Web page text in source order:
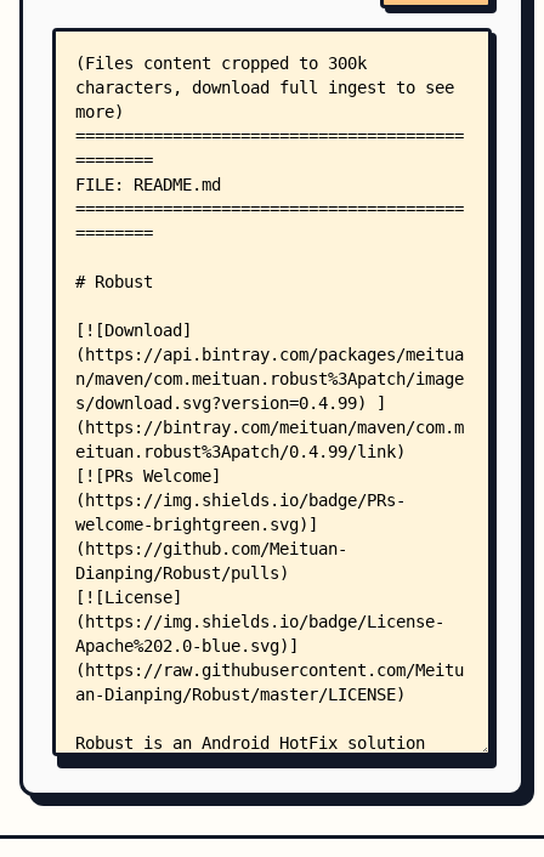
    │   ├── robust/
    │   │   ├── methodsMap.robust
    │   │   └── robust.apkhash
    │   └── src/
    │       ├── androidTest/
    │       │   └── java/
    │       │       └── meituan/
    │       │           └── instantrun/
│       │               └──
    │       │   ├── AndroidManifest.xml
    │       │   │   └── com/
    │       │   │       └── meituan/
    │       │   │           └── sample/
│       │   │               ├──
│       │   │               ├──
│       │   │               ├──
│       │   │               ├──
│       │   │               └──
    │       │   └── res/
    │       │       ├── layout/
    │       │       │   ├── activity_main.xml
    │       │       │   ├── activity_main2.xml
    │       │       │   └── content_main2.xml
    │       │       ├── values/
    │       │       │   ├── colors.xml
    │       │       │   ├── dimens.xml
    │       │       │   └── styles.xml
    │       │       ├── values-v21/
    │       │       │   └── styles.xml
    │       │           └── dimens.xml